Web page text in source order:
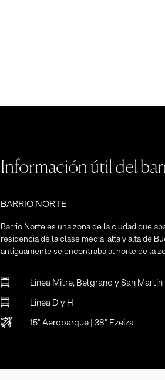
Información útil del
BARRIO NORTE
Barrio Norte es una zona de la ciudad que
residencia de la clase media-alta y alta de
antiguamente se encontraba al norte de la
Línea Mitre, Belgrano y San Martín
Línea D y H
15" Aeroparque | 38" Ezeiza